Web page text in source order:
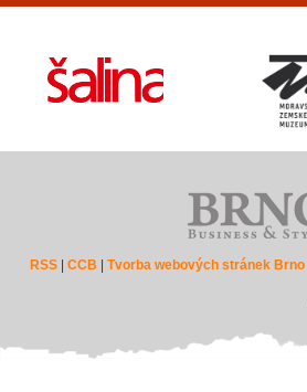
RSS |CCB |Tvorba webových stránek Brno